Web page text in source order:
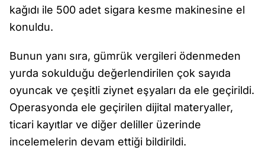
kağıdı ile 500 adet sigara kesme makinesine el
konuldu.
Bunun yanı sıra, gümrük vergileri ödenmeden
yurda sokulduğu değerlendirilen çok sayıda
oyuncak ve çeşitli ziynet eşyaları da ele geçirildi.
Operasyonda ele geçirilen dijital materyaller,
ticari kayıtlar ve diğer deliller üzerinde
incelemelerin devam ettiği bildirildi.